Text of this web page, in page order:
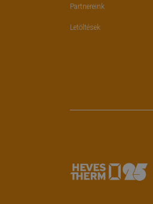
Partnereink
Letöltések